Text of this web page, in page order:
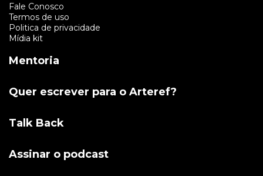
Fale Conosco
Termos de uso
Politica de privacidade
Mídia kit
Mentoria
Quer escrever para o Arteref?
Talk Back
Assinar o podcast